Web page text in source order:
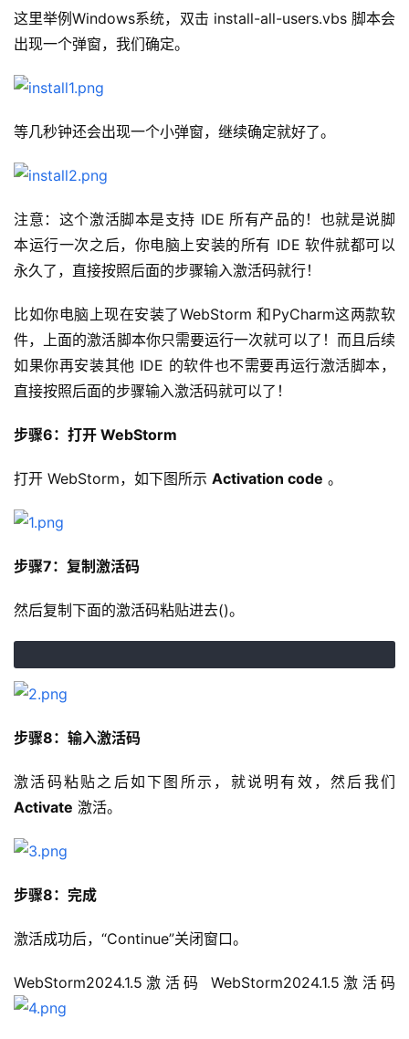
这里举例Windows系统，双击 install-all-users.vbs 脚本会
出现一个弹窗，我们确定。
等几秒钟还会出现一个小弹窗，继续确定就好了。
注意：这个激活脚本是支持 IDE 所有产品的！也就是说脚
本运行一次之后，你电脑上安装的所有 IDE 软件就都可以
永久了，直接按照后面的步骤输入激活码就行！
比如你电脑上现在安装了WebStorm 和PyCharm这两款软
件，上面的激活脚本你只需要运行一次就可以了！而且后续
如果你再安装其他 IDE 的软件也不需要再运行激活脚本，
直接按照后面的步骤输入激活码就可以了！
步骤6：打开 WebStorm
打开 WebStorm，如下图所示 Activation code 。
步骤7：复制激活码
然后复制下面的激活码粘贴进去()。
步骤8：输入激活码
Activate 激活。
步骤8：完成
激活成功后，“Continue”关闭窗口。
WebStorm2024.1.5激活码 WebStorm2024.1.5激活码